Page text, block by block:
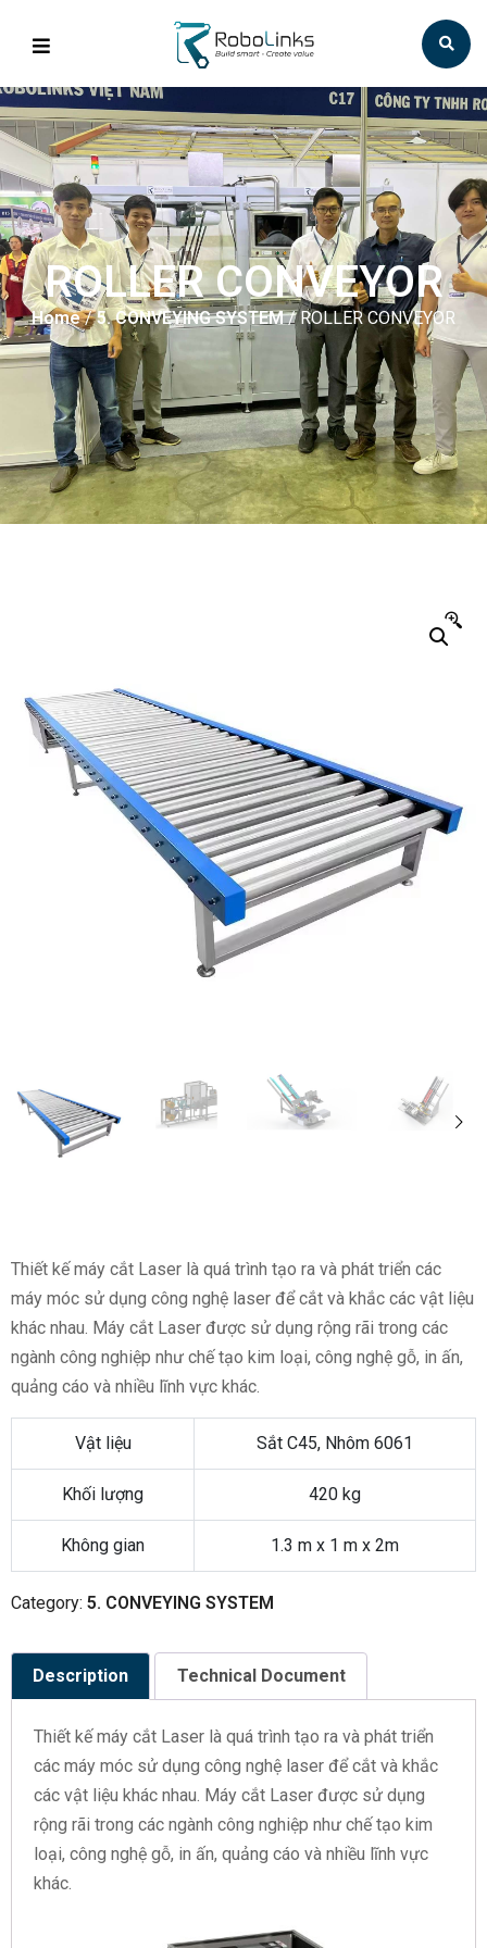
ROLLER CONVEYOR
Home/5. CONVEYING SYSTEM/ ROLLER CONVEYOR
Thiết kế máy cắt Laser là quá trình tạo ra và phát triển các
máy móc sử dụng công nghệ laser để cắt và khắc các vật liệu
khác nhau. Máy cắt Laser được sử dụng rộng rãi trong các
ngành công nghiệp như chế tạo kim loại, công nghệ gỗ, in ấn,
quảng cáo và nhiều lĩnh vực khác.
Vật liệu Sắt C45, Nhôm 6061
Khối lượng 420 kg
Không gian 1.3 m x 1 m x 2m
Category: 5. CONVEYING SYSTEM
Description Technical Document
Thiết kế máy cắt Laser là quá trình tạo ra và phát triển
các máy móc sử dụng công nghệ laser để cắt và khắc
các vật liệu khác nhau. Máy cắt Laser được sử dụng
rộng rãi trong các ngành công nghiệp như chế tạo kim
loại, công nghệ gỗ, in ấn, quảng cáo và nhiều lĩnh vực
khác.